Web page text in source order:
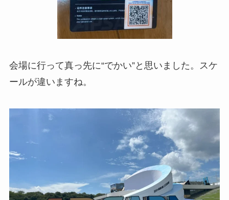
会場に行って真っ先に“でかい”と思いました。スケ
ールが違いますね。